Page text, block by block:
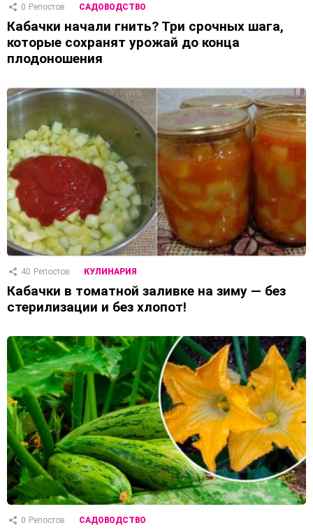
0 Репостов САДОВОДСТВО
Кабачки начали гнить? Три срочных шага,
которые сохранят урожай до конца
плодоношения
40 Репостов КУЛИНАРИЯ
Кабачки в томатной заливке на зиму — без
стерилизации и без хлопот!
0 Репостов САДОВОДСТВО